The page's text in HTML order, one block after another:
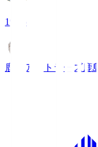
19:25
鹿島アントラーズ鹿島